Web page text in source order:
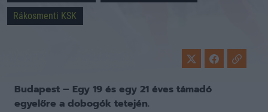
Rákosmenti KSK
Budapest – Egy 19 és egy 21 éves támadó
egyelőre a dobogók tetején.